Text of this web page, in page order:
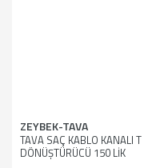
ZEYBEK-TAVA
TAVA SAÇ KABLO KANALI T
DÖNÜŞTÜRÜCÜ 150 LİK